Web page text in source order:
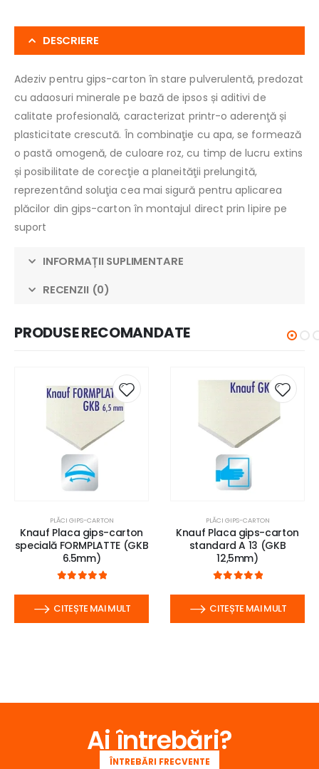
DESCRIERE
Adeziv pentru gips-carton în stare pulverulentă, predozat
cu adaosuri minerale pe bază de ipsos și aditivi de
calitate profesională, caracterizat printr-o aderenţă și
plasticitate crescută. În combinaţie cu apa, se formează
o pastă omogenă, de culoare roz, cu timp de lucru extins
și posibilitate de corecţie a planeităţii prelungită,
reprezentând soluţia cea mai sigură pentru aplicarea
plăcilor din gips-carton în montajul direct prin lipire pe
suport
INFORMAȚII SUPLIMENTARE
RECENZII (0)
PRODUSE RECOMANDATE
PLĂCI GIPS-CARTON
Knauf Placa gips-carton
specială FORMPLATTE (GKB
6.5mm)
CITEȘTE MAI MULT
PLĂCI GIPS-CARTON
Knauf Placa gips-carton
standard A 13 (GKB
12,5mm)
CITEȘTE MAI MULT
Ai întrebări?
ÎNTREBĂRI FRECVENTE